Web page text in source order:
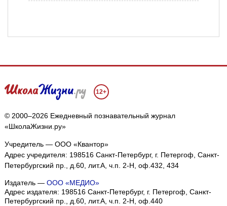
12+
© 2000–2026 Ежедневный познавательный журнал
«ШколаЖизни.ру»
Учредитель — ООО «Квантор»
Адрес учредителя: 198516 Санкт-Петербург, г. Петергоф, Санкт-
Петербургский пр., д.60, лит.А, ч.п. 2-Н, оф.432, 434
Издатель — ООО «МЕДИО»
Адрес издателя: 198516 Санкт-Петербург, г. Петергоф, Санкт-
Петербургский пр., д.60, лит.А, ч.п. 2-Н, оф.440